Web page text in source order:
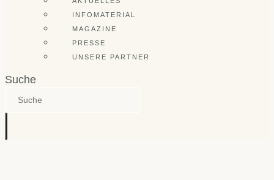
INFOMATERIAL
MAGAZINE
PRESSE
UNSERE PARTNER
Suche